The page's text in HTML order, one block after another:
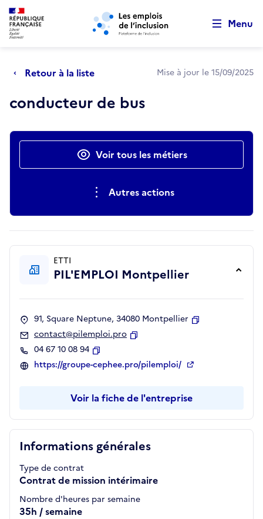
Aller au menu principal Aller au contenu principal
Menu
Retour à la liste Mise à jour le 15/09/2025
conducteur de bus
Actions rapidesVoir tous les métiers
Autres actions
Informations générales
Type de contrat
Contrat de mission intérimaire
Nombre d'heures par semaine
35h / semaine
ETTI
PIL'EMPLOI Montpellier
91, Square Neptune, 34080 Montpellier
contact@pilemploi.pro
04 67 10 08 94
Copier
https://groupe-cephee.pro/pilemploi/
Voir la fiche de l'entreprise
Retour au début de la page
Panneau de gestion des cookies